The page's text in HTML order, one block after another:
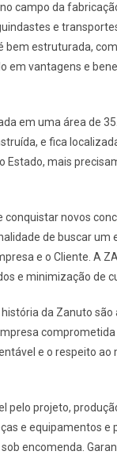
campo da
e
bem estruturada,
em vantagens e
em uma área de
e fica
Estado, mais
conquistar novos
de buscar um
e o Cliente. A
e minimização de
da Zanuto são
comprometida
e o respeito ao
pelo projeto,
e equipamentos e
encomenda.